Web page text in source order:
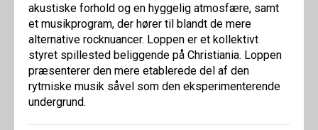
akustiske forhold og en hyggelig atmosfære, samt
et musikprogram, der hører til blandt de mere
alternative rocknuancer. Loppen er et kollektivt
styret spillested beliggende på Christiania. Loppen
præsenterer den mere etablerede del af den
rytmiske musik såvel som den eksperimenterende
undergrund.